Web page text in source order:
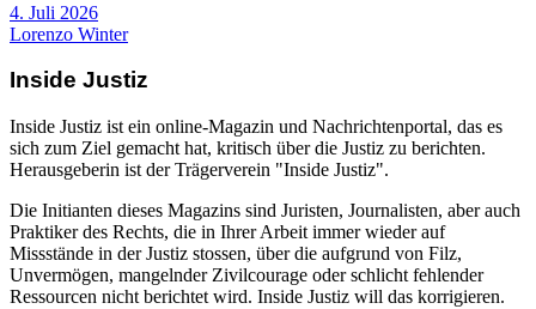
4. Juli 2026
Lorenzo Winter
Inside Justiz
Inside Justiz ist ein online-Magazin und Nachrichtenportal, das es
sich zum Ziel gemacht hat, kritisch über die Justiz zu berichten.
Herausgeberin ist der Trägerverein "Inside Justiz".
Die Initianten dieses Magazins sind Juristen, Journalisten, aber auch
Praktiker des Rechts, die in Ihrer Arbeit immer wieder auf
Missstände in der Justiz stossen, über die aufgrund von Filz,
Unvermögen, mangelnder Zivilcourage oder schlicht fehlender
Ressourcen nicht berichtet wird. Inside Justiz will das korrigieren.